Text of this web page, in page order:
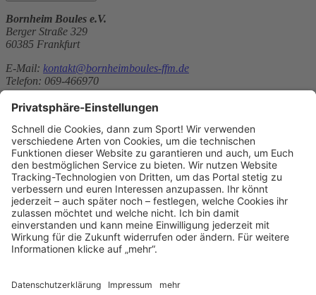
Bornheim Boules e.V.
Berger Straße 329
60385 Frankfurt
E-Mail: kontakt@bornheimboules-ffm.de
Telefon: 069-466970
Bornheim Boules e.V.
Berger Straße 329
60385 Frankfurt
E-Mail:kontakt@bornheimboules-ffm.de
Telefon: 069-466970
Website:http://www.bornheimboules-ffm.de
Sitemap
Kontakt
Kontakt